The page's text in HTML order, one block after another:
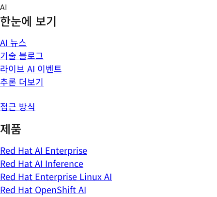
Skip
to
content
AI
한눈에 보기
AI 뉴스
기술 블로그
라이브 AI 이벤트
추론 더보기
접근 방식
제품
Red Hat AI Enterprise
Red Hat AI Inference
Red Hat Enterprise Linux AI
Red Hat OpenShift AI